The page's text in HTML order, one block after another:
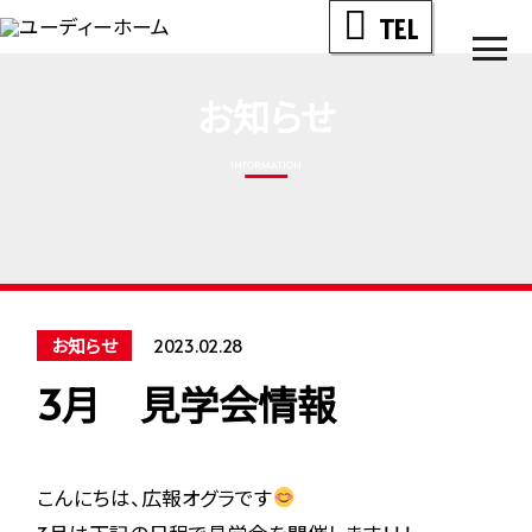
TEL
お知らせ 2023.02.28
3月 見学会情報
こんにちは、広報オグラです